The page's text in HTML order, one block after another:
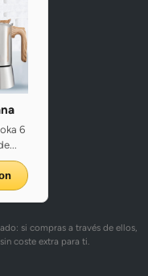
6
si compras a través de ellos,
coste extra para ti.